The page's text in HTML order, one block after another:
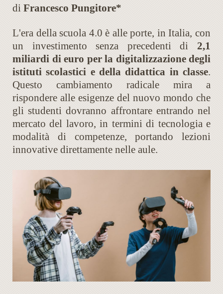
di Francesco Pungitore*
L'era della scuola 4.0 è alle porte, in Italia, con
un investimento senza precedenti di 2,1
miliardi di euro per la digitalizzazione degli
istituti scolastici e della didattica in classe.
Questo cambiamento radicale mira a
rispondere alle esigenze del nuovo mondo che
gli studenti dovranno affrontare entrando nel
mercato del lavoro, in termini di tecnologia e
modalità di competenze, portando lezioni
innovative direttamente nelle aule.